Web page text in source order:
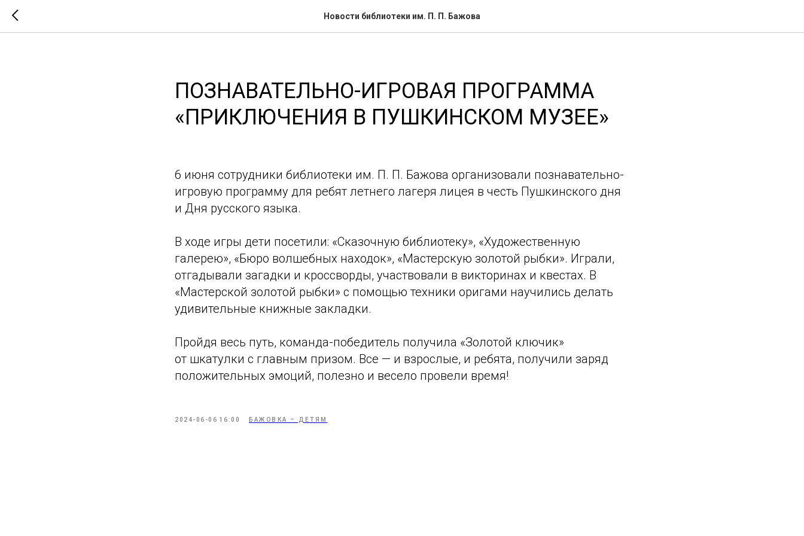
Новости библиотеки им. П. П. Бажова
ПОЗНАВАТЕЛЬНО-ИГРОВАЯ ПРОГРАММА
«ПРИКЛЮЧЕНИЯ В ПУШКИНСКОМ МУЗЕЕ»
6 июня сотрудники библиотеки им. П. П. Бажова организовали познавательно-
игровую программу для ребят летнего лагеря лицея в честь Пушкинского дня
и Дня русского языка.
В ходе игры дети посетили: «Сказочную библиотеку», «Художественную
галерею», «Бюро волшебных находок», «Мастерскую золотой рыбки». Играли,
отгадывали загадки и кроссворды, участвовали в викторинах и квестах. В
«Мастерской золотой рыбки» с помощью техники оригами научились делать
удивительные книжные закладки.
Пройдя весь путь, команда-победитель получила «Золотой ключик»
от шкатулки с главным призом. Все — и взрослые, и ребята, получили заряд
положительных эмоций, полезно и весело провели время!
2024-06-06 16:00 БАЖОВКА – ДЕТЯМ